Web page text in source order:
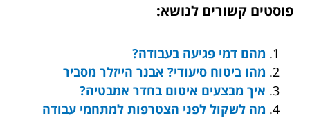
פוסטים קשורים לנושא:
מהם דמי פגיעה בעבודה?
מהו ביטוח סיעודי? אבנר הייזלר מסביר
איך מבצעים איטום בחדר אמבטיה?
מה לשקול לפני הצטרפות למתחמי עבודה